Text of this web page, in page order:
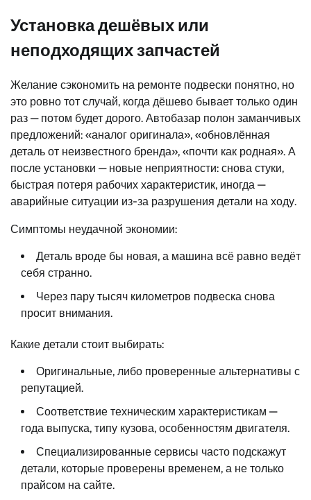
Установка дешёвых или
неподходящих запчастей
Желание сэкономить на ремонте подвески понятно, но
это ровно тот случай, когда дёшево бывает только один
раз — потом будет дорого. Автобазар полон заманчивых
предложений: «аналог оригинала», «обновлённая
деталь от неизвестного бренда», «почти как родная». А
после установки — новые неприятности: снова стуки,
быстрая потеря рабочих характеристик, иногда —
аварийные ситуации из-за разрушения детали на ходу.
Симптомы неудачной экономии:
Деталь вроде бы новая, а машина всё равно ведёт
себя странно.
Через пару тысяч километров подвеска снова
просит внимания.
Какие детали стоит выбирать:
Оригинальные, либо проверенные альтернативы с
репутацией.
Соответствие техническим характеристикам —
года выпуска, типу кузова, особенностям двигателя.
Специализированные сервисы часто подскажут
детали, которые проверены временем, а не только
прайсом на сайте.